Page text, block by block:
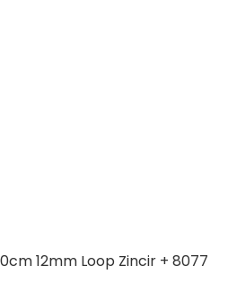
12mm Loop Zincir + 8077